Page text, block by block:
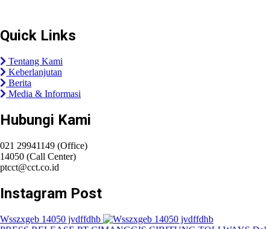
Quick Links
Tentang Kami
Keberlanjutan
Berita
Media & Informasi
Hubungi Kami
021 29941149 (Office)
14050 (Call Center)
ptcct@cct.co.id
Instagram Post
Wsszxgeb 14050 jvdffdhb